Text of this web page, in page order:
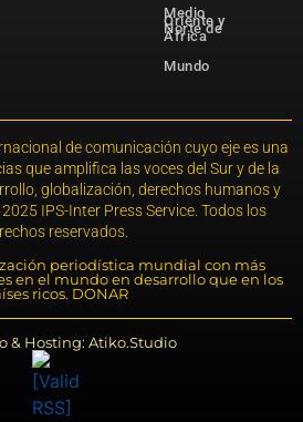
Medio
Oriente y
Norte de
África
Mundo
de comunicación cuyo eje es una
que amplifica las voces del Sur y de la
globalización, derechos humanos y
IPS-Inter Press Service. Todos los
reservados.
periodística mundial con más
en el mundo en desarrollo que en los
ricos. DONAR
& Hosting: Atiko.Studio